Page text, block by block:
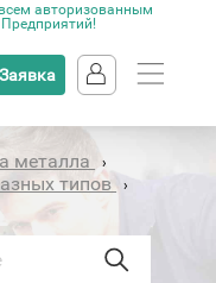
авторизованным
Заявка
металла ›
типов ›